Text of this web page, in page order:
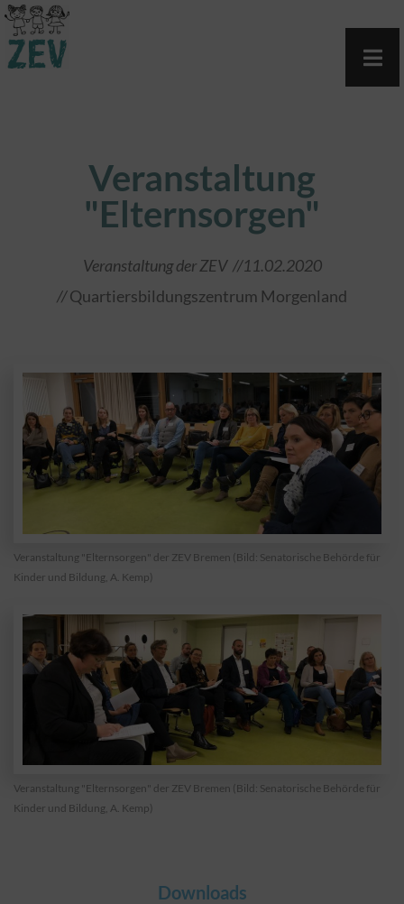
Veranstaltung
"Elternsorgen"
Veranstaltung der ZEV //11.02.2020
//Quartiersbildungszentrum Morgenland
Veranstaltung "Elternsorgen" der ZEV Bremen (Bild: Senatorische Behörde für
Kinder und Bildung, A. Kemp)
Veranstaltung "Elternsorgen" der ZEV Bremen (Bild: Senatorische Behörde für
Kinder und Bildung, A. Kemp)
Downloads